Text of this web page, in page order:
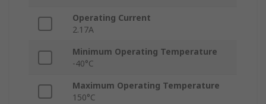
Operating Current
2.17A
Minimum Operating Temperature
-40°C
Maximum Operating Temperature
150°C